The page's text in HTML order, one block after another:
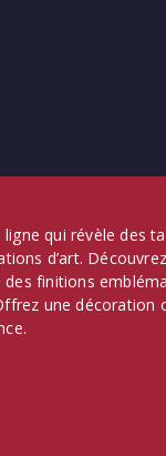
ligne qui révèle des
d’art.
des finitions
une